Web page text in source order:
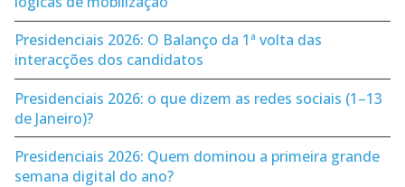
Presidenciais 2026: O Balanço da 1ª volta das
interacções dos candidatos
Presidenciais 2026: o que dizem as redes sociais (1–13
de Janeiro)?
Presidenciais 2026: Quem dominou a primeira grande
semana digital do ano?